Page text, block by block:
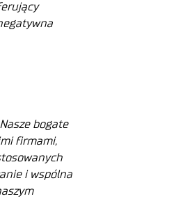
bogate
firmami,
i wspólna